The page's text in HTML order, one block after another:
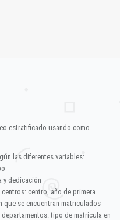
estratificado usando como
las diferentes variables:
y dedicación
centro, año de primera
que se encuentran matriculados
tipo de matrícula en